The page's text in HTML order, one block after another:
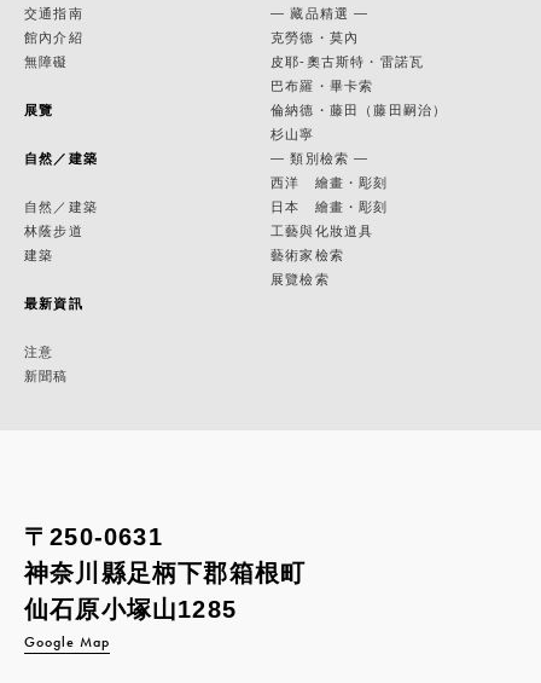
交通指南
館內介紹
無障礙
展覽
自然／建築
自然／建築
林蔭步道
建築
最新資訊
注意
新聞稿
— 藏品精選 —
克勞德・莫內
皮耶-奧古斯特・雷諾瓦
巴布羅・畢卡索
倫納德・藤田（藤田嗣治）
杉山寧
— 類別檢索 —
西洋 繪畫・彫刻
日本 繪畫・彫刻
工藝與化妝道具
藝術家檢索
展覽檢索
〒250-0631
神奈川縣足柄下郡箱根町
仙石原小塚山1285
Google Map